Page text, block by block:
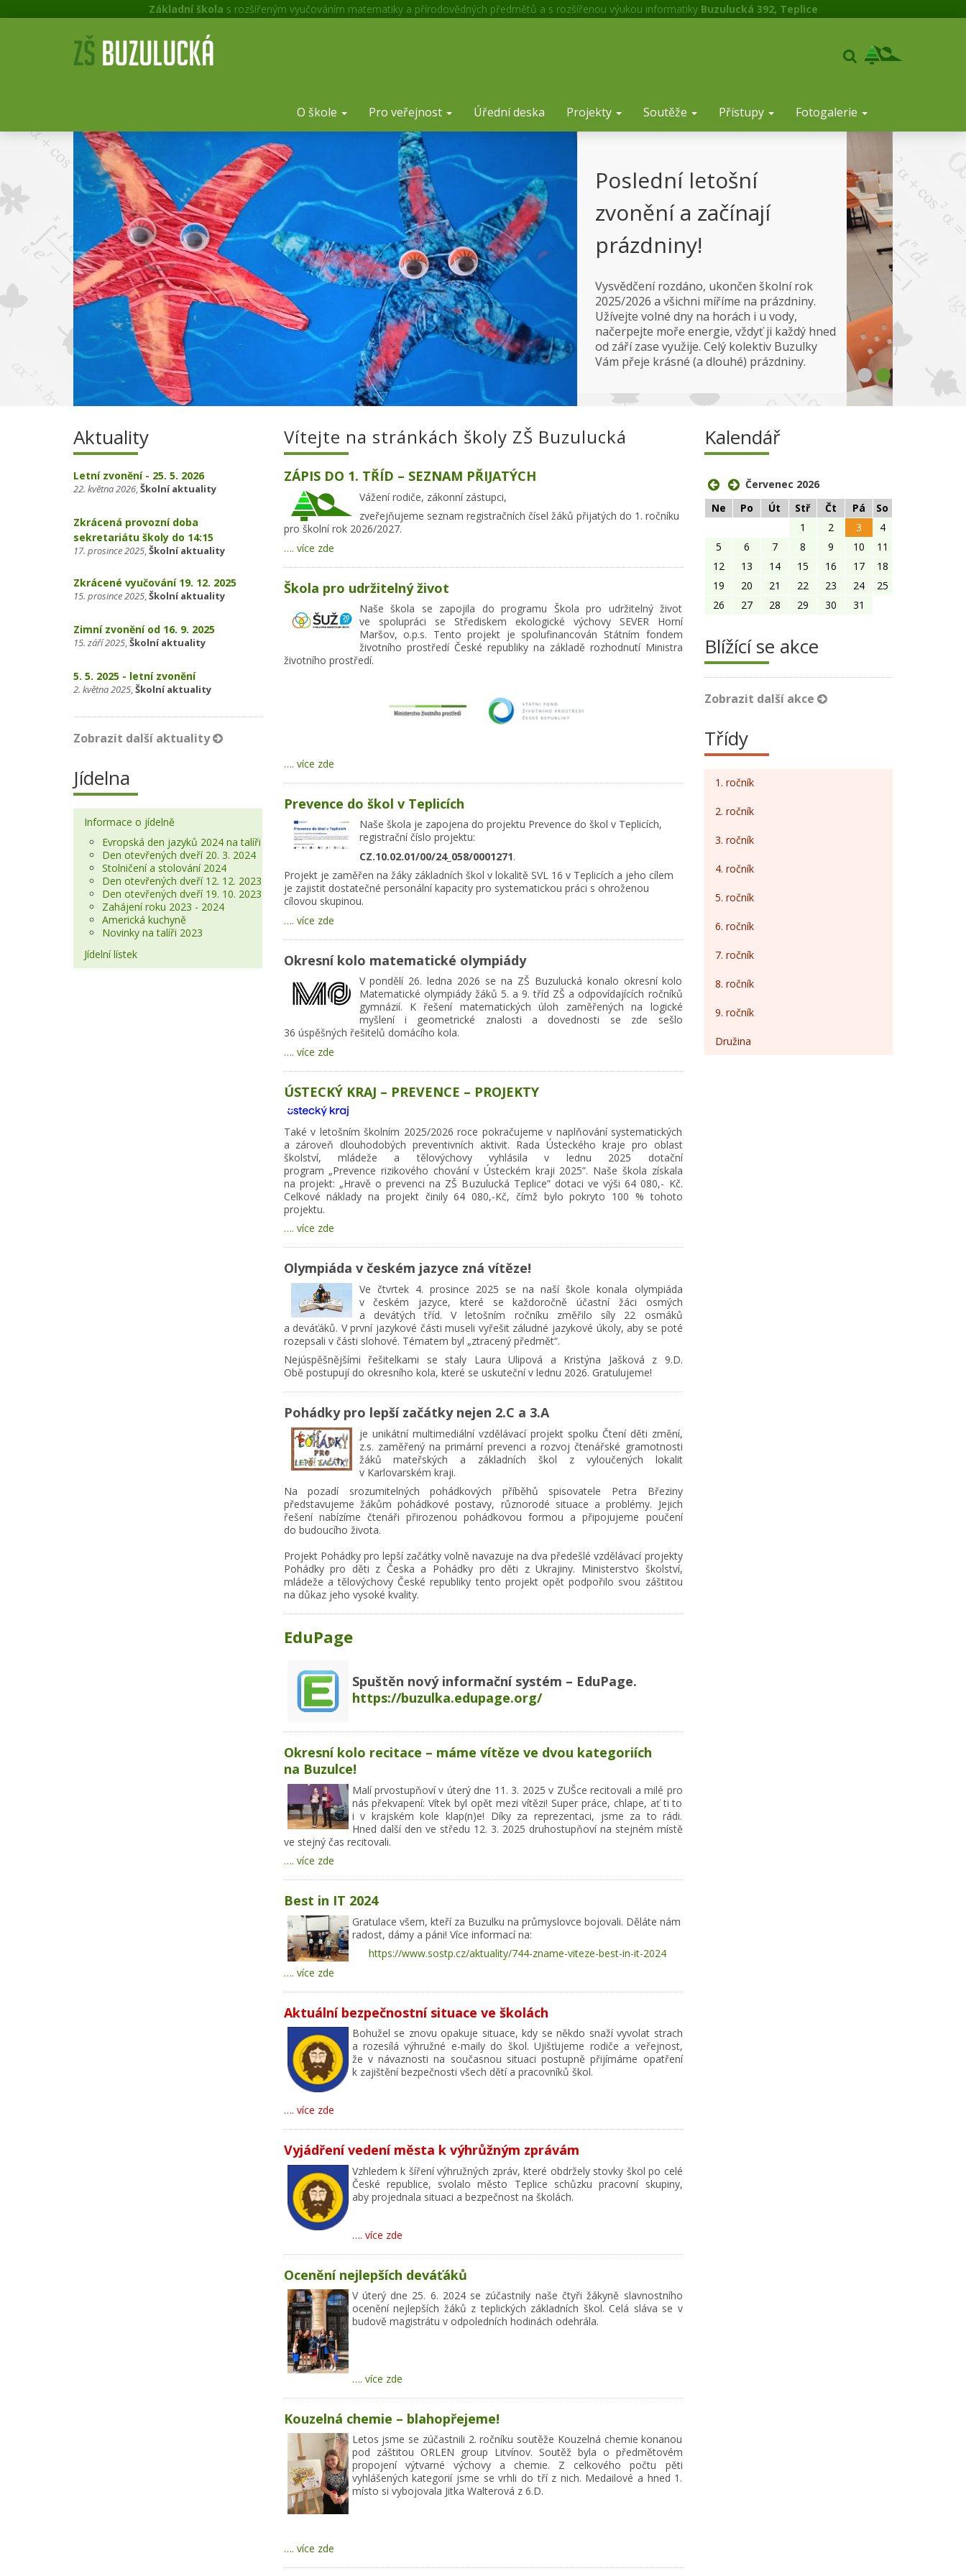
Základní škola s rozšířeným vyučováním matematiky a přírodovědných předmětů a s rozšířenou výukou informatiky Buzulucká 392, Teplice
O škole Pro veřejnost Úřední deska Projekty Soutěže Přístupy Fotogalerie
Ocenění žáků školy –
těší nás jejich úspěchy
Rádi a s hrdostí oceňujeme čas, energii, píli,
pátek 19. 6. 2026 jsme reprezentanty pozvali
do školní jídelny na sladké pohoštění.
zobrazit více
Aktuality
Letní zvonění - 25. 5. 2026
22. května 2026,Školní aktuality
Zkrácená provozní doba
sekretariátu školy do 14:15
17. prosince 2025,Školní aktuality
Zkrácené vyučování 19. 12. 2025
15. prosince 2025,Školní aktuality
Zimní zvonění od 16. 9. 2025
15. září 2025,Školní aktuality
5. 5. 2025 - letní zvonění
2. května 2025,Školní aktuality
Zobrazit další aktuality
Jídelna
Informace o jídelně
Evropská den jazyků 2024 na talíři
Den otevřených dveří 20. 3. 2024
Stolničení a stolování 2024
Den otevřených dveří 12. 12. 2023
Den otevřených dveří 19. 10. 2023
Zahájení roku 2023 - 2024
Americká kuchyně
Novinky na talíři 2023
Jídelní lístek
Vítejte na stránkách školy ZŠ Buzulucká
ZÁPIS DO 1. TŘÍD – SEZNAM PŘIJATÝCH
Vážení rodiče, zákonní zástupci,
zveřejňujeme seznam registračních čísel žáků přijatých do 1. ročníku
pro školní rok 2026/2027.
…. více zde
Škola pro udržitelný život
Naše škola se zapojila do programu Škola pro udržitelný život
ve spolupráci se Střediskem ekologické výchovy SEVER Horní
Maršov, o.p.s. Tento projekt je spolufinancován Státním fondem
životního prostředí České republiky na základě rozhodnutí Ministra
životního prostředí.
…. více zde
Prevence do škol v Teplicích
Naše škola je zapojena do projektu Prevence do škol v Teplicích,
registrační číslo projektu:
CZ.10.02.01/00/24_058/0001271.
Projekt je zaměřen na žáky základních škol v lokalitě SVL 16 v Teplicích a jeho cílem
je zajistit dostatečné personální kapacity pro systematickou práci s ohroženou
cílovou skupinou.
…. více zde
Okresní kolo matematické olympiády
V pondělí 26. ledna 2026 se na ZŠ Buzulucká konalo okresní kolo
Matematické olympiády žáků 5. a 9. tříd ZŠ a odpovídajících ročníků
gymnázií. K řešení matematických úloh zaměřených na logické
myšlení i geometrické znalosti a dovednosti se zde sešlo
36 úspěšných řešitelů domácího kola.
…. více zde
ÚSTECKÝ KRAJ – PREVENCE – PROJEKTY
Také v letošním školním 2025/2026 roce pokračujeme v naplňování systematických
a zároveň dlouhodobých preventivních aktivit. Rada Ústeckého kraje pro oblast
školství, mládeže a tělovýchovy vyhlásila v lednu 2025 dotační
program „Prevence rizikového chování v Ústeckém kraji 2025”. Naše škola získala
na projekt: „Hravě o prevenci na ZŠ Buzulucká Teplice” dotaci ve výši 64 080,- Kč.
Celkové náklady na projekt činily 64 080,-Kč, čímž bylo pokryto 100 % tohoto
projektu.
…. více zde
Olympiáda v českém jazyce zná vítěze!
Ve čtvrtek 4. prosince 2025 se na naší škole konala olympiáda
v českém jazyce, které se každoročně účastní žáci osmých
a devátých tříd. V letošním ročníku změřilo síly 22 osmáků
a deváťáků. V první jazykové části museli vyřešit záludné jazykové úkoly, aby se poté
rozepsali v části slohové. Tématem byl „ztracený předmět“.
Nejúspěšnějšími řešitelkami se staly Laura Ulipová a Kristýna Jašková z 9.D.
Obě postupují do okresního kola, které se uskuteční v lednu 2026. Gratulujeme!
Pohádky pro lepší začátky nejen 2.C a 3.A
je unikátní multimediální vzdělávací projekt spolku Čtení děti změní,
z.s. zaměřený na primární prevenci a rozvoj čtenářské gramotnosti
žáků mateřských a základních škol z vyloučených lokalit
v Karlovarském kraji.
Na pozadí srozumitelných pohádkových příběhů spisovatele Petra Březiny
představujeme žákům pohádkové postavy, různorodé situace a problémy. Jejich
řešení nabízíme čtenáři přirozenou pohádkovou formou a připojujeme poučení
do budoucího života.
Projekt Pohádky pro lepší začátky volně navazuje na dva předešlé vzdělávací projekty
Pohádky pro děti z Česka a Pohádky pro děti z Ukrajiny. Ministerstvo školství,
mládeže a tělovýchovy České republiky tento projekt opět podpořilo svou záštitou
na důkaz jeho vysoké kvality.
EduPage
Spuštěn nový informační systém – EduPage.
https://buzulka.edupage.org/
Okresní kolo recitace – máme vítěze ve dvou kategoriích
na Buzulce!
Malí prvostupňoví v úterý dne 11. 3. 2025 v ZUŠce recitovali a milé pro
nás překvapení: Vítek byl opět mezi vítězi! Super práce, chlape, ať ti to
i v krajském kole klap(n)e! Díky za reprezentaci, jsme za to rádi.
Hned další den ve středu 12. 3. 2025 druhostupňoví na stejném místě
ve stejný čas recitovali.
…. více zde
Best in IT 2024
Gratulace všem, kteří za Buzulku na průmyslovce bojovali. Děláte nám
radost, dámy a páni! Více informací na:
https://www.sostp.cz/aktuality/744-zname-viteze-best-in-it-2024
…. více zde
Aktuální bezpečnostní situace ve školách
Bohužel se znovu opakuje situace, kdy se někdo snaží vyvolat strach
a rozesílá výhružné e-maily do škol. Ujišťujeme rodiče a veřejnost,
že v návaznosti na současnou situaci postupně přijímáme opatření
k zajištění bezpečnosti všech dětí a pracovníků škol.
…. více zde
Vyjádření vedení města k výhrůžným zprávám
Vzhledem k šíření výhružných zpráv, které obdržely stovky škol po celé
České republice, svolalo město Teplice schůzku pracovní skupiny,
aby projednala situaci a bezpečnost na školách.
…. více zde
Ocenění nejlepších deváťáků
V úterý dne 25. 6. 2024 se zúčastnily naše čtyři žákyně slavnostního
ocenění nejlepších žáků z teplických základních škol. Celá sláva se v
budově magistrátu v odpoledních hodinách odehrála.
…. více zde
Kouzelná chemie – blahopřejeme!
Letos jsme se zúčastnili 2. ročníku soutěže Kouzelná chemie konanou
pod záštitou ORLEN group Litvínov. Soutěž byla o předmětovém
propojení výtvarné výchovy a chemie. Z celkového počtu pěti
vyhlášených kategorií jsme se vrhli do tří z nich. Medailové a hned 1.
místo si vybojovala Jitka Walterová z 6.D.
…. více zde
Kalendář
Červenec 2026
Ne
Po Út Stř Čt Pá
So
1
2 3
4
5
6 7 8 9 10
11
12
13 14 15 16 17
18
19
20 21 22 23 24
25
26
27 28 29 30 31
Blížící se akce
Zobrazit další akce
Třídy
1. ročník
2. ročník
3. ročník
4. ročník
5. ročník
6. ročník
7. ročník
8. ročník
9. ročník
Družina